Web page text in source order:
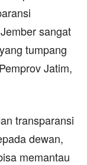
sangat
tumpang
Jatim,
transparansi
dewan,
memantau